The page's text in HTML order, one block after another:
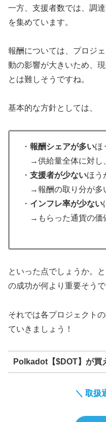
一方、支援者数では、調達
を集めています。
報酬については、プロジ
動の影響が大きいため、
とは難しそうですね。
基本的な方針としては、
・ 報酬シェアが多いほ
→供給量全体に対し
・ 支援者が少ないほう
→報酬の取り分が多
・ インフレ率が少ない
→もらった通貨の価
といった点でしょうか。
の成功が何より重要そうで
それでは各プロジェクト
ていきましょう！
Polkadot【$DOT】が買
＼ 取扱